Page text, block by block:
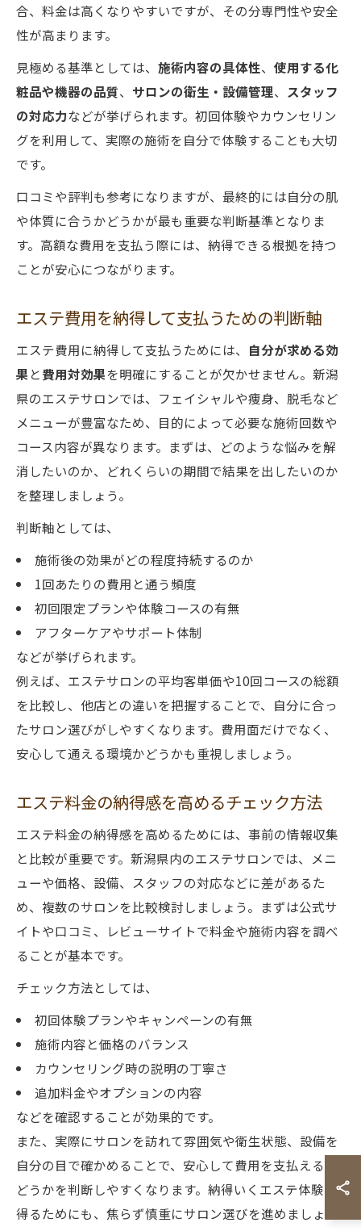
合、料金は高くなりやすいですが、その分専門性や安全
性が高まります。
見極める基準としては、 施術内容の具体性、 使用する化
粧品や機器の品質、 サロンの衛生・設備管理、 スタッフ
の対応力などが挙げられます。初回体験やカウンセリン
グを利用して、実際の施術を自分で体験することも大切
です。
口コミや評判も参考になりますが、最終的には自分の肌
や体質に合うかどうかが最も重要な判断基準となりま
す。高額な費用を支払う際には、納得できる根拠を持つ
ことが安心につながります。
エステ費用を納得して支払うための判断軸
エステ費用に納得して支払うためには、 自分が求める効
果 と費用対効果を明確にすることが欠かせません。新潟
県のエステサロンでは、フェイシャルや痩身、脱毛など
メニューが豊富なため、目的によって必要な施術回数や
コース内容が異なります。まずは、どのような悩みを解
消したいのか、どれくらいの期間で結果を出したいのか
を整理しましょう。
判断軸としては、
施術後の効果がどの程度持続するのか
1回あたりの費用と通う頻度
初回限定プランや体験コースの有無
アフターケアやサポート体制
などが挙げられます。
例えば、エステサロンの平均客単価や10回コースの総額
を比較し、他店との違いを把握することで、自分に合っ
たサロン選びがしやすくなります。費用面だけでなく、
安心して通える環境かどうかも重視しましょう。
エステ料金の納得感を高めるチェック方法
エステ料金の納得感を高めるためには、事前の情報収集
と比較が重要です。新潟県内のエステサロンでは、メニ
ューや価格、設備、スタッフの対応などに差があるた
め、複数のサロンを比較検討しましょう。まずは公式サ
イトや口コミ、レビューサイトで料金や施術内容を調べ
ることが基本です。
チェック方法としては、
初回体験プランやキャンペーンの有無
施術内容と価格のバランス
カウンセリング時の説明の丁寧さ
追加料金やオプションの内容
などを確認することが効果的です。
また、実際にサロンを訪れて雰囲気や衛生状態、設備を
自分の目で確かめることで、安心して費用を支払えるか
どうかを判断しやすくなります。納得いくエステ体験を
得るためにも、焦らず慎重にサロン選びを進めましょ